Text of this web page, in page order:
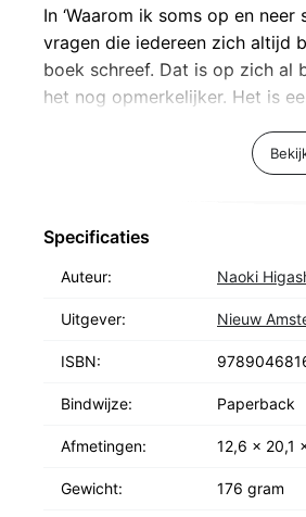
In ‘Waarom ik soms op en
vragen die iedereen zich altijd
boek schreef. Dat is op zich al
het nog opmerkelijker. Het is
Specificaties
Auteur: Naoki
Uitgever: Nieuw
ISBN:
Bindwijze: Paperback
Afmetingen: 12,6 x 20,1
Gewicht: 176 gram